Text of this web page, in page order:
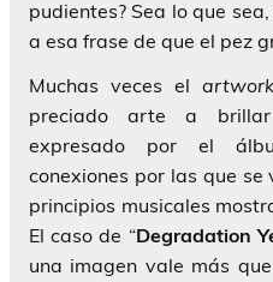
pudientes? Sea lo que
a esa frase de que el pez
Muchas veces el artwork
preciado arte a
expresado por el
conexiones por las que
principios musicales
El caso de “Degradation
una imagen vale más